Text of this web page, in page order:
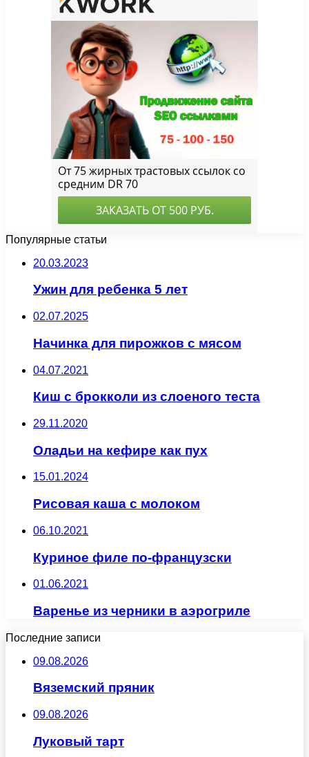
Популярные статьи
20.03.2023
Ужин для ребенка 5 лет
02.07.2025
Начинка для пирожков с мясом
04.07.2021
Киш с брокколи из слоеного теста
29.11.2020
Оладьи на кефире как пух
15.01.2024
Рисовая каша с молоком
06.10.2021
Куриное филе по-французски
01.06.2021
Варенье из черники в аэрогриле
Последние записи
09.08.2026
Вяземский пряник
09.08.2026
Луковый тарт